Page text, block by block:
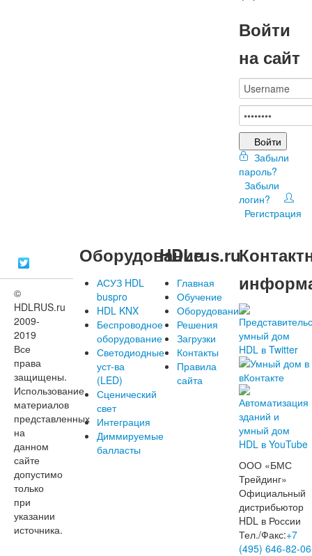
Войти
на сайт
Войти
Забыли
пароль?
Забыли
логин?
Регистрация
©
HDLRUS.ru
2009-
2019
Все
права
защищены.
Использование
материалов
представленных
на
данном
сайте
допустимо
только
при
указании
источника.
Оборудование
АСУЗ HDL
buspro
HDL KNX
Беспроводное
оборудование
Светодиодные
уст-ва
(LED)
Сценический
свет
Интеграция
Диммируемые
балласты
HDLrus.ru
Главная
Обучение
Оборудование
Решения
Загрузки
Контакты
Правила
сайта
ООО «БМС
Трейдинг»
Официальный
дистрибьютор
HDL в России
Тел./Факс:+7
(495) 646-82-06